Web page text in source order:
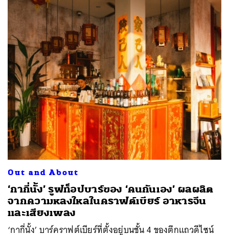
Out and About
‘กากี่นั้ง’ รูฟท็อปบาร์ของ ‘คนกันเอง’ ผลผลิต
จากความหลงใหลในคราฟต์เบียร์ อาหารจีน
และเสียงเพลง
‘กากี่นั้ง’ บาร์คราฟต์เบียร์ที่ตั้งอยู่บนชั้น 4 ของตึกแถวดีไซน์